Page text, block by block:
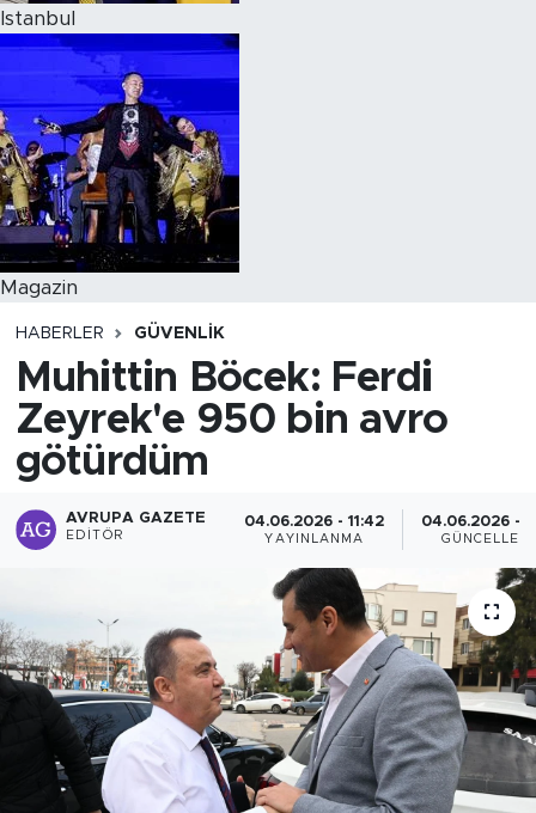
Istanbul
Magazin
HABERLER GÜVENLIK
Muhittin Böcek: Ferdi
Zeyrek'e 950 bin avro
götürdüm
AVRUPA GAZETE
EDITÖR
04.06.2026 - 11:42
YAYINLANMA
04.06.2026 -